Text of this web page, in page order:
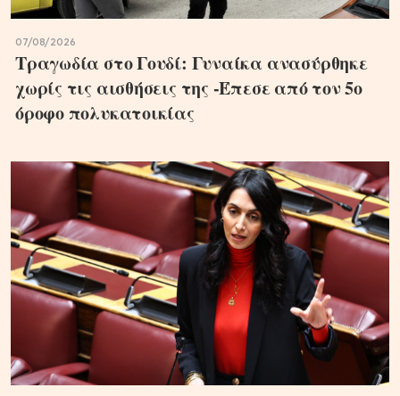
07/08/2026
Τραγωδία στο Γουδί: Γυναίκα ανασύρθηκε
χωρίς τις αισθήσεις της -Έπεσε από τον 5ο
όροφο πολυκατοικίας